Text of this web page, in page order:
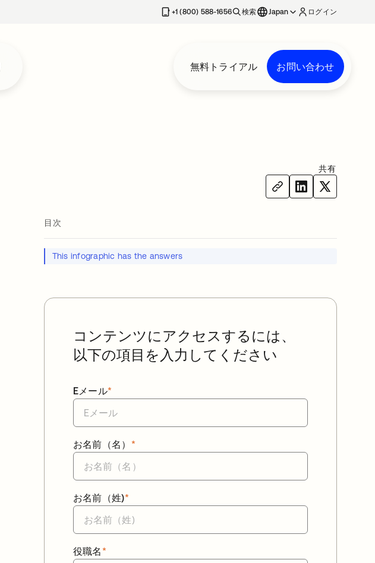
+1 (800) 588-1656 検索 Japan ログイン
無料トライアル お問い合わせ
共有
目次
This infographic has the answers
コンテンツにアクセスするには、
以下の項目を入力してください
*
Eメール
*
お名前（名）
*
お名前（姓)
*
役職名